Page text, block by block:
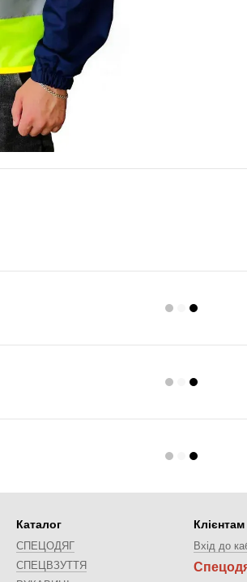
Каталог
СПЕЦОДЯГ
СПЕЦВЗУТТЯ
Клієнтам
Вхід до